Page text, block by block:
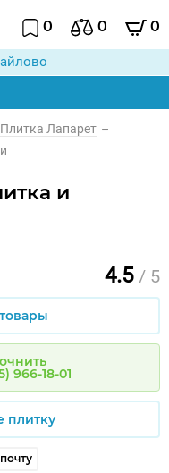
0 0 0
Плитка Лапарет –
и
4.5 / 5
966-18-01
плитку